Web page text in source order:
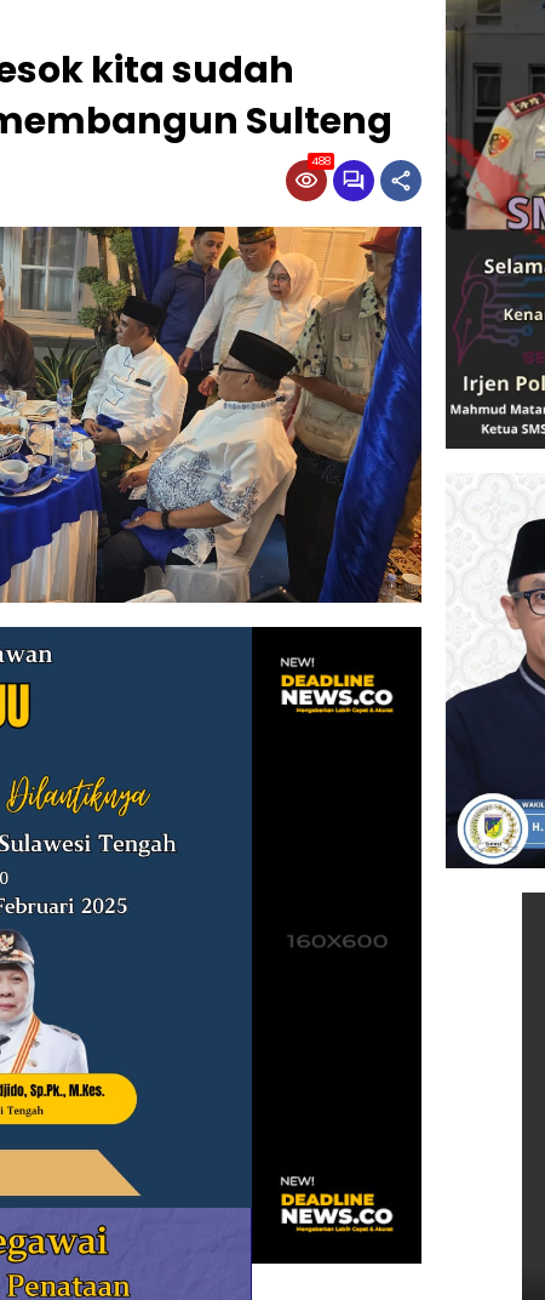
kita sudah
Sulteng
488